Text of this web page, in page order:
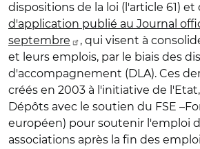
dispositions de la loi (l'article 61) et
d'application publié au Journal
septembre
, qui visent à
et leurs emplois, par le biais des
d'accompagnement (DLA). Ces
créés en 2003 à l'initiative de
Dépôts avec le soutien du FSE
européen) pour soutenir l'emploi
associations après la fin des